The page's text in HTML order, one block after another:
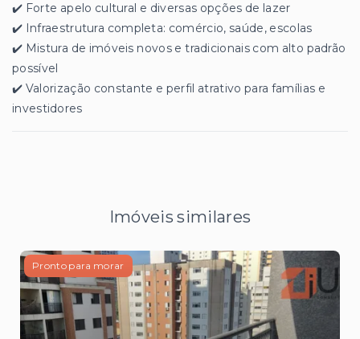
✔️ Forte apelo cultural e diversas opções de lazer
✔️ Infraestrutura completa: comércio, saúde, escolas
✔️ Mistura de imóveis novos e tradicionais com alto padrão
possível
✔️ Valorização constante e perfil atrativo para famílias e
investidores
Imóveis similares
Pronto para morar